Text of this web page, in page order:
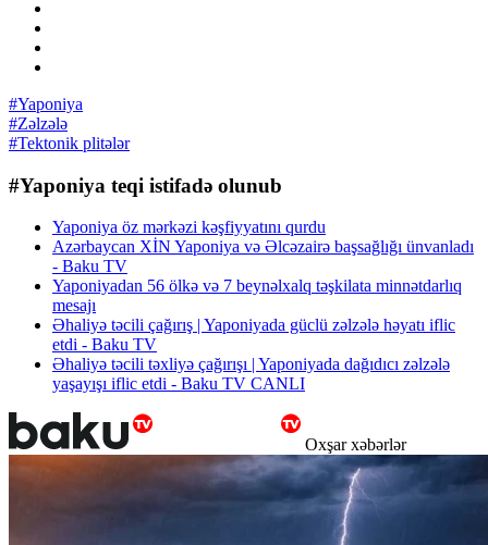
#Yaponiya
#Zəlzələ
#Tektonik plitələr
#Yaponiya teqi istifadə olunub
Yaponiya öz mərkəzi kəşfiyyatını qurdu
Azərbaycan XİN Yaponiya və Əlcəzairə başsağlığı ünvanladı
- Baku TV
Yaponiyadan 56 ölkə və 7 beynəlxalq təşkilata minnətdarlıq
mesajı
Əhaliyə təcili çağırış | Yaponiyada güclü zəlzələ həyatı iflic
etdi - Baku TV
Əhaliyə təcili təxliyə çağırışı | Yaponiyada dağıdıcı zəlzələ
yaşayışı iflic etdi - Baku TV CANLI
Oxşar xəbərlər